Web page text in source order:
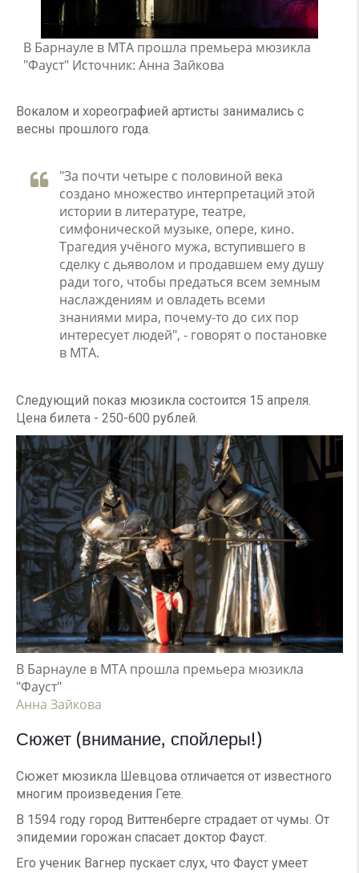
В Барнауле в МТА прошла премьера мюзикла
"Фауст" Источник: Анна Зайкова
Вокалом и хореографией артисты занимались с
весны прошлого года.
"За почти четыре с половиной века
создано множество интерпретаций этой
истории в литературе, театре,
симфонической музыке, опере, кино.
Трагедия учёного мужа, вступившего в
сделку с дьяволом и продавшем ему душу
ради того, чтобы предаться всем земным
наслаждениям и овладеть всеми
знаниями мира, почему-то до сих пор
интересует людей", - говорят о постановке
в МТА.
Следующий показ мюзикла состоится 15 апреля.
Цена билета - 250-600 рублей.
В Барнауле в МТА прошла премьера мюзикла
"Фауст"
Анна Зайкова
Сюжет (внимание, спойлеры!)
Сюжет мюзикла Шевцова отличается от известного
многим произведения Гете.
В 1594 году город Виттенберге страдает от чумы. От
эпидемии горожан спасает доктор Фауст.
Его ученик Вагнер пускает слух, что Фауст умеет